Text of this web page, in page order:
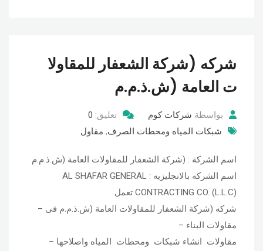
شركه (شركة الشعفار للمقاولا
ت العامة (ش.ذ.م.م
بواسطة شركات كوم تعليق: 0
شبكات المياه ومحطات الصرف, مقاول
اسم الشركة : (شركة الشعفار للمقاولات العامة (ش.ذ.م.م
اسم الشركه بالانجليزيه : AL SHAFAR GENERAL
CONTRACTING CO. (L.L.C) تعمل
شركه (شركة الشعفار للمقاولات العامة (ش.ذ.م.م فى –
مقاولات البناء –
مقاولات انشاء شبكات ومحطات المياه واصلاحها –